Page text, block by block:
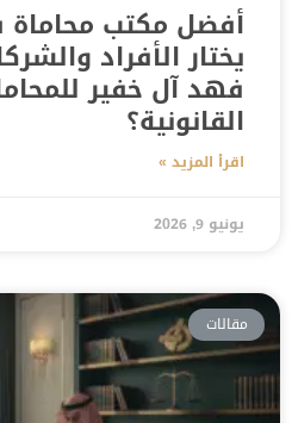
أفضل مكتب محاماة
يختار الأفراد
فهد آل خفير
القانونية؟
اقرأ المزيد »
يونيو 9, 2026
مقالات